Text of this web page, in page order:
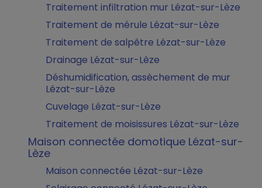
Traitement infiltration mur Lézat-sur-Lèze
Traitement de mérule Lézat-sur-Lèze
Traitement de salpêtre Lézat-sur-Lèze
Drainage Lézat-sur-Lèze
Déshumidification, assèchement de mur
Lézat-sur-Lèze
Cuvelage Lézat-sur-Lèze
Traitement de moisissures Lézat-sur-Lèze
Maison connectée domotique Lézat-sur-
Lèze
Maison connectée Lézat-sur-Lèze